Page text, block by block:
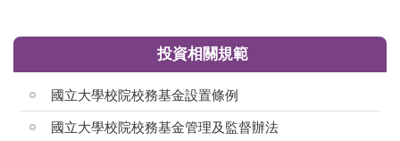
投資相關規範
國立大學校院校務基金設置條例
國立大學校院校務基金管理及監督辦法